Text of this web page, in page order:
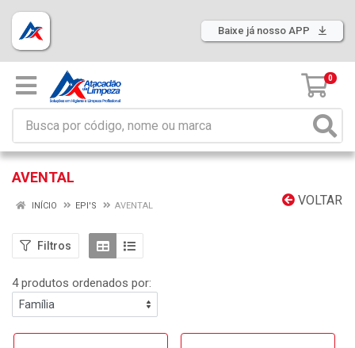
Baixe já nosso APP
0
AVENTAL
VOLTAR
INÍCIO EPI'S AVENTAL
Filtros
4 produtos ordenados por: